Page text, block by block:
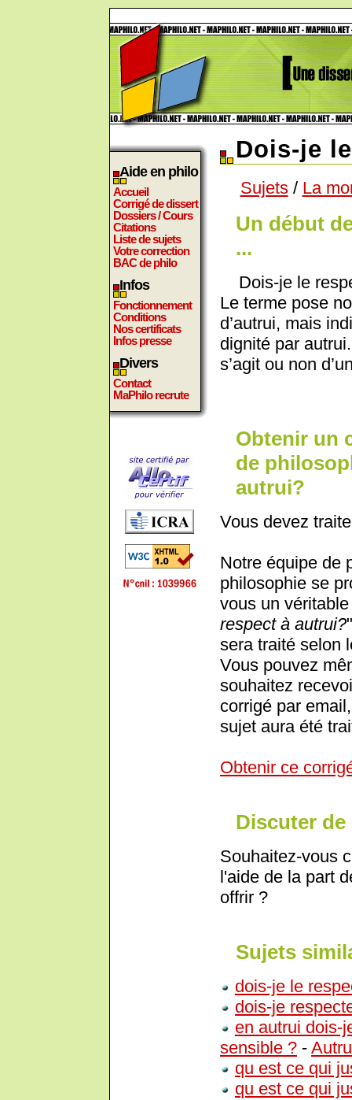
Aide en philo
Accueil
Corrigé de dissert
Dossiers / Cours
Citations
Liste de sujets
Votre correction
BAC de philo
Infos
Fonctionnement
Conditions
Nos certificats
Infos presse
Divers
Contact
MaPhilo recrute
Dois-je
Sujets/ La
Un début
...
Dois-je le
Le terme pose
d’autrui, mais
dignité par
s’agit ou non
Obtenir un
de
autrui?
Vous devez
Notre équipe de
philosophie se
vous un
respect à autrui?
sera traité selon
Vous pouvez
souhaitez
corrigé par
sujet aura été
Obtenir ce
Discuter de
Souhaitez-vous
l'aide de la part
offrir ?
Sujets
dois-je le
dois-je
en autrui dois-
sensible ? -
qu est ce qui
qu est ce qui